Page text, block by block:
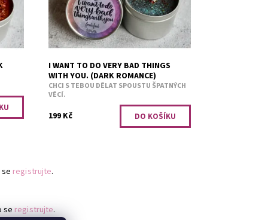
I WANT TO DO VERY BAD THINGS
WITH YOU. (DARK ROMANCE)
CHCI S TEBOU DĚLAT SPOUSTU ŠPATNÝCH
VĚCÍ.
199 Kč
registrujte.
seregistrujte.